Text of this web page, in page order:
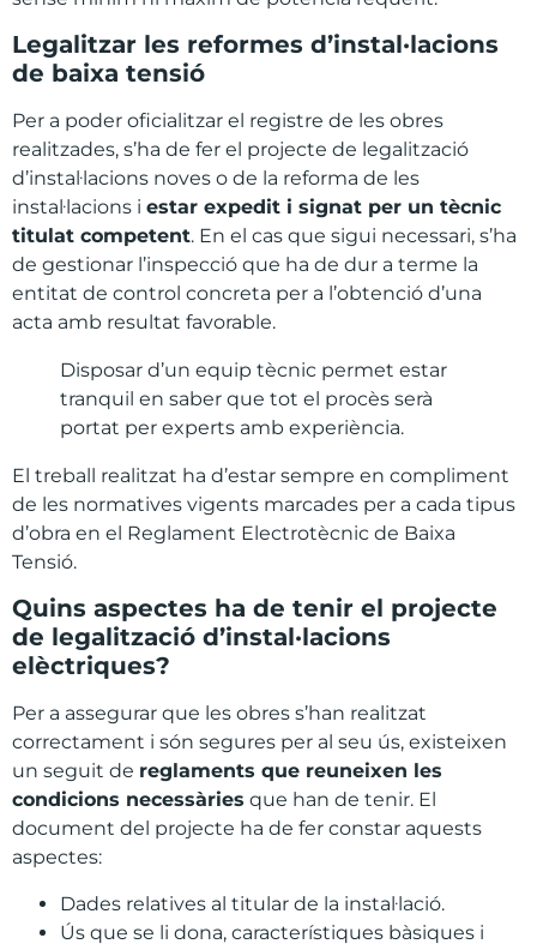
Legalitzar les reformes d’instal·lacions
de baixa tensió
Per a poder oficialitzar el registre de les obres
realitzades, s’ha de fer el projecte de legalització
d’instal·lacions noves o de la reforma de les
instal·lacions i estar expedit i signat per un tècnic
titulat competent. En el cas que sigui necessari, s’ha
de gestionar l’inspecció que ha de dur a terme la
entitat de control concreta per a l’obtenció d’una
acta amb resultat favorable.
Disposar d’un equip tècnic permet estar
tranquil en saber que tot el procès serà
portat per experts amb experiència.
El treball realitzat ha d’estar sempre en compliment
de les normatives vigents marcades per a cada tipus
d’obra en el Reglament Electrotècnic de Baixa
Tensió.
Quins aspectes ha de tenir el projecte
de legalització d’instal·lacions
elèctriques?
Per a assegurar que les obres s’han realitzat
correctament i són segures per al seu ús, existeixen
un seguit de reglaments que reuneixen les
condicions necessàries que han de tenir. El
document del projecte ha de fer constar aquests
aspectes:
Dades relatives al titular de la instal·lació.
Ús que se li dona, característiques bàsiques i